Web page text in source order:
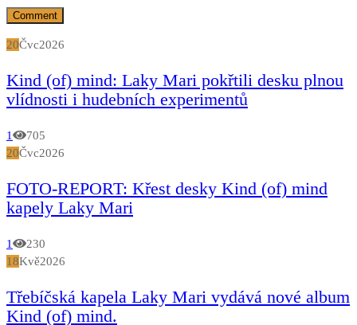
20Čvc2026
Kind (of) mind: Laky Mari pokřtili desku plnou
vlídnosti i hudebních experimentů
1
705
20Čvc2026
FOTO-REPORT: Křest desky Kind (of) mind
kapely Laky Mari
1
230
18Kvě2026
Třebíčská kapela Laky Mari vydává nové album
Kind (of) mind.